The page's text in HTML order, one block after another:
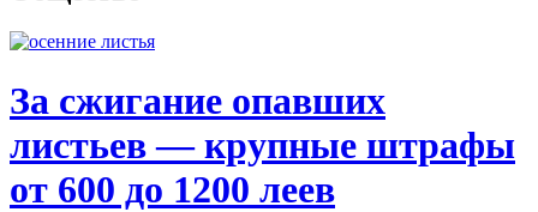
За сжигание опавших
листьев — крупные штрафы
от 600 до 1200 леев